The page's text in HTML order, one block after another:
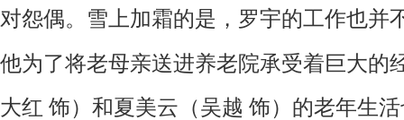
对怨偶。雪上加霜的是，罗宇的工作也并
他为了将老母亲送进养老院承受着巨大的
大红 饰）和夏美云（吴越 饰）的老年生